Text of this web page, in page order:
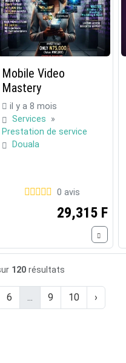
Mobile Video
Mastery
il y a 8 mois
Services »
Prestation de service
Douala
0 avis
29,315 F
120 résultats
6 ... 9 10 ›